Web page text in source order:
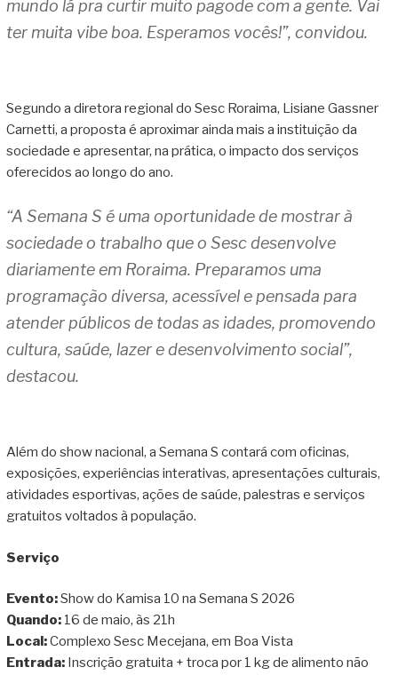
mundo lá pra curtir muito pagode com a gente. Vai
ter muita vibe boa. Esperamos vocês!”, convidou.
Segundo a diretora regional do Sesc Roraima, Lisiane Gassner
Carnetti, a proposta é aproximar ainda mais a instituição da
sociedade e apresentar, na prática, o impacto dos serviços
oferecidos ao longo do ano.
“A Semana S é uma oportunidade de mostrar à
sociedade o trabalho que o Sesc desenvolve
diariamente em Roraima. Preparamos uma
programação diversa, acessível e pensada para
atender públicos de todas as idades, promovendo
cultura, saúde, lazer e desenvolvimento social”,
destacou.
Além do show nacional, a Semana S contará com oficinas,
exposições, experiências interativas, apresentações culturais,
atividades esportivas, ações de saúde, palestras e serviços
gratuitos voltados à população.
Serviço
Evento:Show do Kamisa 10 na Semana S 2026
Quando:16 de maio, às 21h
Local:Complexo Sesc Mecejana, em Boa Vista
Entrada:Inscrição gratuita + troca por 1 kg de alimento não